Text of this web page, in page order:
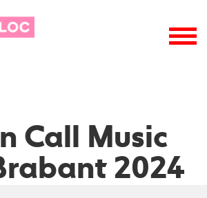
Call Music
2024